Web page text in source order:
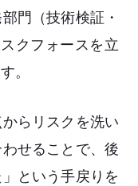
門（技術検証・
クフォースを立
。
らリスクを洗い
せることで、後
という手戻りを